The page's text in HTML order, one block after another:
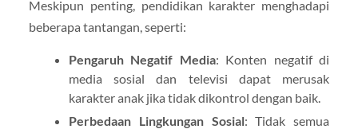
Meskipun penting, pendidikan karakter menghadapi
beberapa tantangan, seperti:
Pengaruh Negatif Media: Konten negatif di
media sosial dan televisi dapat merusak
karakter anak jika tidak dikontrol dengan baik.
Perbedaan Lingkungan Sosial: Tidak semua